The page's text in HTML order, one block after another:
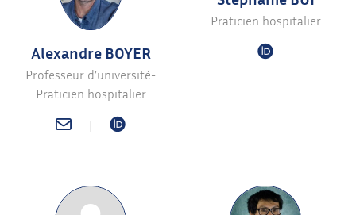
Alexandre BOYER
Professeur d’université-
Praticien hospitalier
|
Praticien hospitalier